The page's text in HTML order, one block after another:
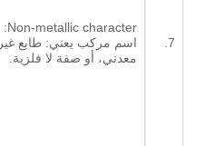
7.
Non-metallic character:
اسم مركب يعني: طابع غير
معدني، أو صفة لا فلزية.